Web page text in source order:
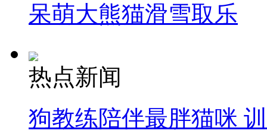
呆萌大熊猫滑雪取乐
热点新闻
狗教练陪伴最胖猫咪